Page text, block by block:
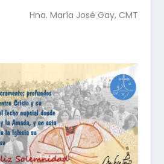
Hna. María José Gay, CMT